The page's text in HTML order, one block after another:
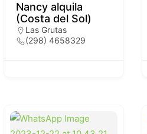
Nancy alquila
(Costa del Sol)
Las Grutas
(298) 4658329